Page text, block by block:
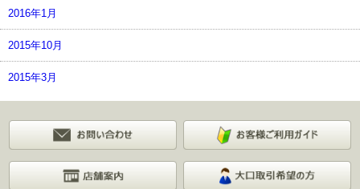
2016年1月
2015年10月
2015年3月